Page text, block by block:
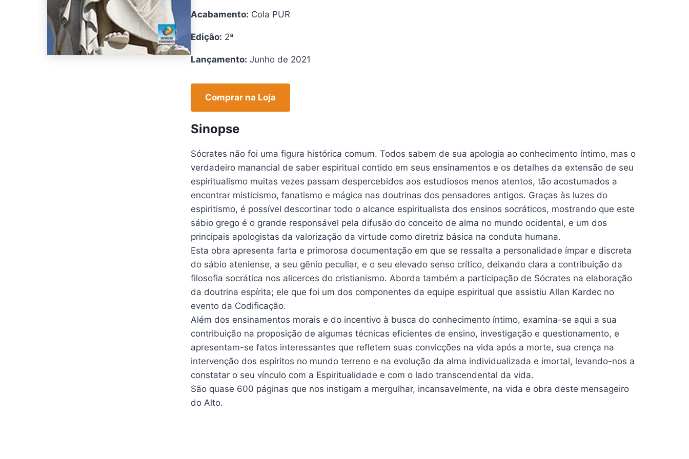
Acabamento: Cola PUR
Edição: 2ª
Lançamento: Junho de 2021
Comprar na Loja
Sinopse
Sócrates não foi uma figura histórica comum. Todos sabem de sua apologia ao conhecimento íntimo, mas o
verdadeiro manancial de saber espiritual contido em seus ensinamentos e os detalhes da extensão de seu
espiritualismo muitas vezes passam despercebidos aos estudiosos menos atentos, tão acostumados a
encontrar misticismo, fanatismo e mágica nas doutrinas dos pensadores antigos. Graças às luzes do
espiritismo, é possível descortinar todo o alcance espiritualista dos ensinos socráticos, mostrando que este
sábio grego é o grande responsável pela difusão do conceito de alma no mundo ocidental, e um dos
principais apologistas da valorização da virtude como diretriz básica na conduta humana.
Esta obra apresenta farta e primorosa documentação em que se ressalta a personalidade ímpar e discreta
do sábio ateniense, a seu gênio peculiar, e o seu elevado senso crítico, deixando clara a contribuição da
filosofia socrática nos alicerces do cristianismo. Aborda também a participação de Sócrates na elaboração
da doutrina espírita; ele que foi um dos componentes da equipe espiritual que assistiu Allan Kardec no
evento da Codificação.
Além dos ensinamentos morais e do incentivo à busca do conhecimento íntimo, examina-se aqui a sua
contribuição na proposição de algumas técnicas eficientes de ensino, investigação e questionamento, e
apresentam-se fatos interessantes que refletem suas convicções na vida após a morte, sua crença na
intervenção dos espíritos no mundo terreno e na evolução da alma individualizada e imortal, levando-nos a
constatar o seu vínculo com a Espiritualidade e com o lado transcendental da vida.
São quase 600 páginas que nos instigam a mergulhar, incansavelmente, na vida e obra deste mensageiro
do Alto.